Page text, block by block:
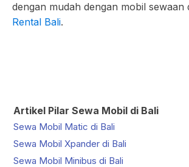
dengan mudah dengan mobil sewaan
Rental Bali.
Artikel Pilar Sewa Mobil di Bali
Sewa Mobil Matic di Bali
Sewa Mobil Xpander di Bali
Sewa Mobil Minibus di Bali